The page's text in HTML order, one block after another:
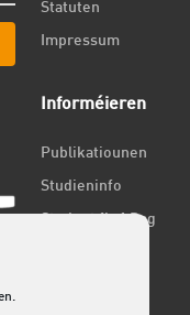
Statuten
Impressum
Informéieren
Publikatiounen
Studieninfo
Student fir 1 Dag